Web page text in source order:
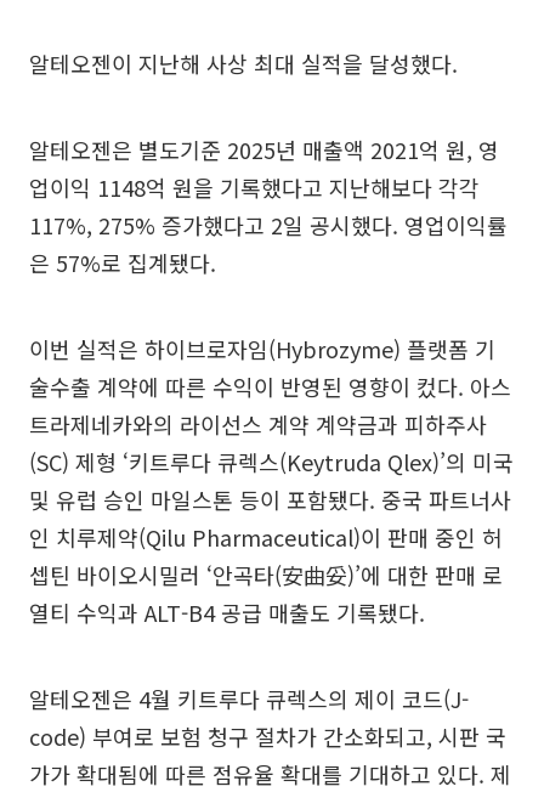
알테오젠이 지난해 사상 최대 실적을 달성했다.
알테오젠은 별도기준 2025년 매출액 2021억 원, 영
업이익 1148억 원을 기록했다고 지난해보다 각각
117%, 275% 증가했다고 2일 공시했다. 영업이익률
은 57%로 집계됐다.
이번 실적은 하이브로자임(Hybrozyme) 플랫폼 기
술수출 계약에 따른 수익이 반영된 영향이 컸다. 아스
트라제네카와의 라이선스 계약 계약금과 피하주사
(SC) 제형 ‘키트루다 큐렉스(Keytruda Qlex)’의 미국
및 유럽 승인 마일스톤 등이 포함됐다. 중국 파트너사
인 치루제약(Qilu Pharmaceutical)이 판매 중인 허
셉틴 바이오시밀러 ‘안곡타(安曲妥)’에 대한 판매 로
열티 수익과 ALT-B4 공급 매출도 기록됐다.
알테오젠은 4월 키트루다 큐렉스의 제이 코드(J-
code) 부여로 보험 청구 절차가 간소화되고, 시판 국
가가 확대됨에 따른 점유율 확대를 기대하고 있다. 제